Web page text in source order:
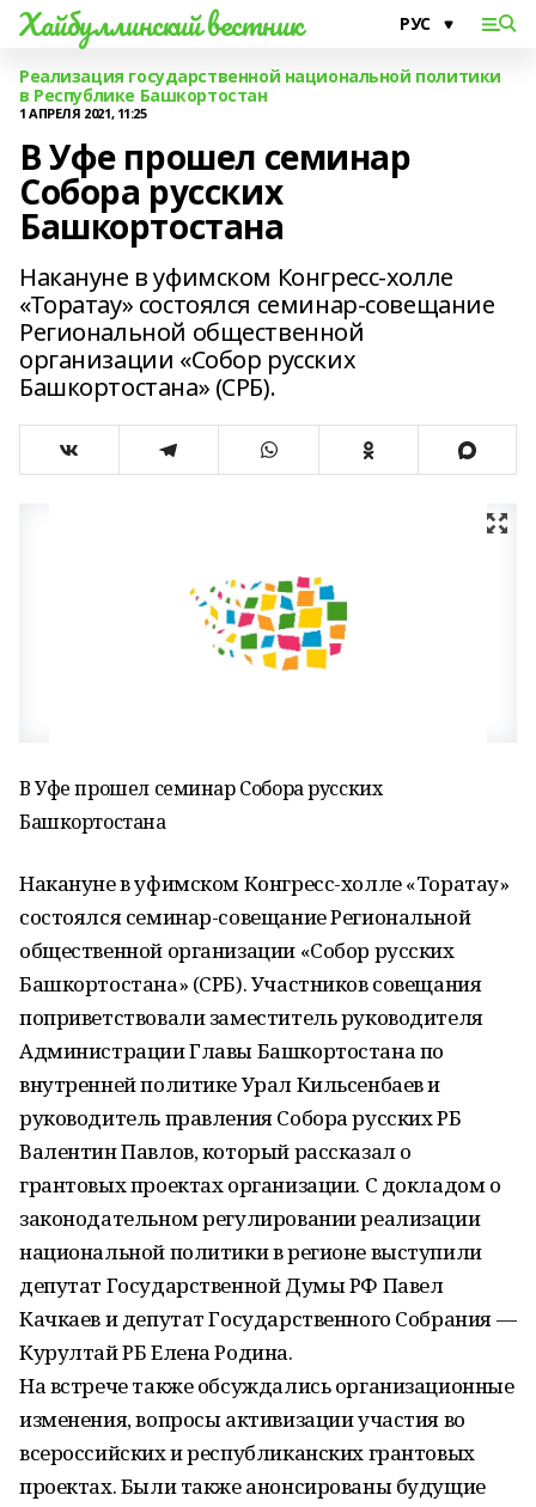
Хайбуллинский вестник
Реализация государственной национальной политики
в Республике Башкортостан
1 АПРЕЛЯ 2021, 11:25
В Уфе прошел семинар
Собора русских
Башкортостана
Накануне в уфимском Конгресс-холле
«Торатау» состоялся семинар-совещание
Региональной общественной
организации «Собор русских
Башкортостана» (СРБ).
В Уфе прошел семинар Собора русских
Башкортостана
Накануне в уфимском Конгресс-холле «Торатау»
состоялся семинар-совещание Региональной
общественной организации «Собор русских
Башкортостана» (СРБ). Участников совещания
поприветствовали заместитель руководителя
Администрации Главы Башкортостана по
внутренней политике Урал Кильсенбаев и
руководитель правления Собора русских РБ
Валентин Павлов, который рассказал о
грантовых проектах организации. С докладом о
законодательном регулировании реализации
национальной политики в регионе выступили
депутат Государственной Думы РФ Павел
Качкаев и депутат Государственного Собрания —
Курултай РБ Елена Родина.
На встрече также обсуждались организационные
изменения, вопросы активизации участия во
всероссийских и республиканских грантовых
проектах. Были также анонсированы будущие